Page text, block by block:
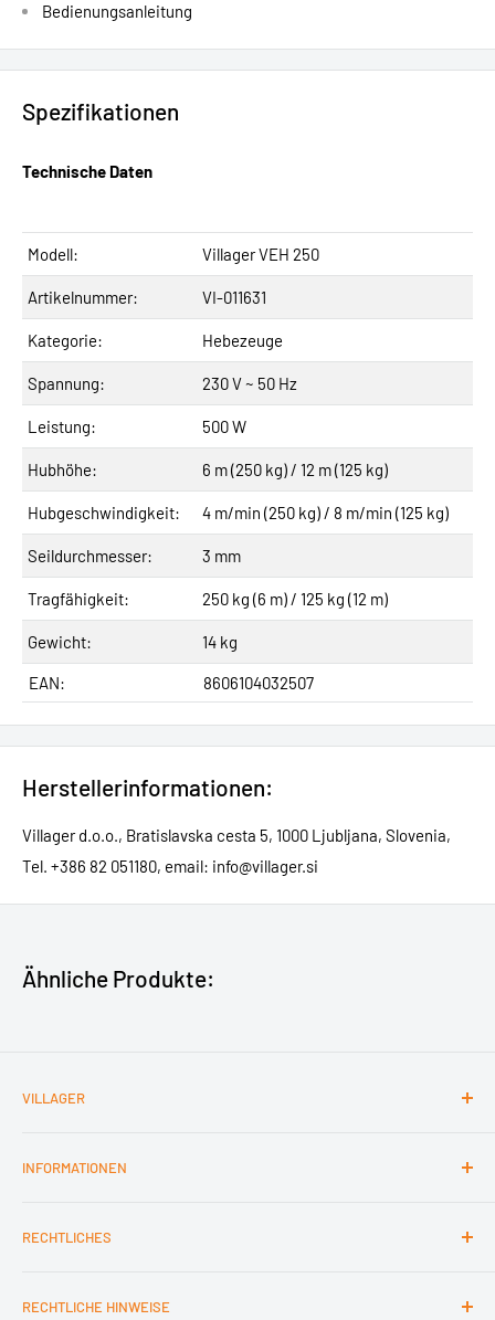
Bedienungsanleitung
Spezifikationen
Technische Daten
Modell: Villager VEH 250
Artikelnummer: VI-011631
Kategorie: Hebezeuge
Spannung: 230 V ~ 50 Hz
Leistung: 500 W
Hubhöhe: 6 m (250 kg) / 12 m (125 kg)
Hubgeschwindigkeit: 4 m/min (250 kg) / 8 m/min (125 kg)
Seildurchmesser: 3 mm
Tragfähigkeit: 250 kg (6 m) / 125 kg (12 m)
Gewicht: 14 kg
EAN: 8606104032507
Herstellerinformationen:
Villager d.o.o., Bratislavska cesta 5, 1000 Ljubljana, Slovenia,
Tel. +386 82 051180, email: info@villager.si
Ähnliche Produkte:
VILLAGER
Impressum
Über Villager
INFORMATIONEN
Hinweise zur Entsorgung von Altbatterien
Elektronikgeräten
RECHTLICHES
Datenschutzerklärung
RECHTLICHE HINWEISE